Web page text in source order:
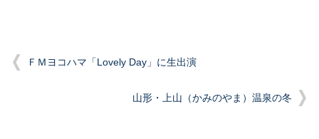
ＦＭヨコハマ「Lovely Day」に生出演
山形・上山（かみのやま）温泉の冬